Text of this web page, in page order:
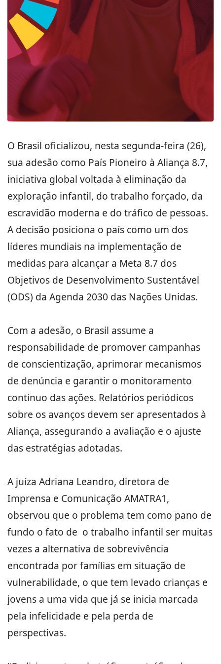
O Brasil oficializou, nesta segunda-feira (26),
sua adesão como País Pioneiro à Aliança 8.7,
iniciativa global voltada à eliminação da
exploração infantil, do trabalho forçado, da
escravidão moderna e do tráfico de pessoas.
A decisão posiciona o país como um dos
líderes mundiais na implementação de
medidas para alcançar a Meta 8.7 dos
Objetivos de Desenvolvimento Sustentável
(ODS) da Agenda 2030 das Nações Unidas.
Com a adesão, o Brasil assume a
responsabilidade de promover campanhas
de conscientização, aprimorar mecanismos
de denúncia e garantir o monitoramento
contínuo das ações. Relatórios periódicos
sobre os avanços devem ser apresentados à
Aliança, assegurando a avaliação e o ajuste
das estratégias adotadas.
A juíza Adriana Leandro, diretora de
Imprensa e Comunicação AMATRA1,
observou que o problema tem como pano de
fundo o fato de o trabalho infantil ser muitas
vezes a alternativa de sobrevivência
encontrada por famílias em situação de
vulnerabilidade, o que tem levado crianças e
jovens a uma vida que já se inicia marcada
pela infelicidade e pela perda de
perspectivas.